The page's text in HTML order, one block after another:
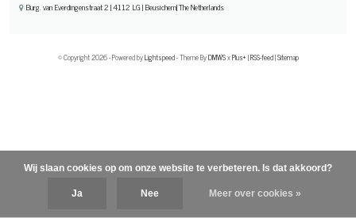
Burg. van Everdingenstraat 2 | 4112 LG | Beusichem| The Netherlands
© Copyright 2026 - Powered byLightspeed- Theme ByDMWSxPlus+|RSS-feed|Sitemap
Wij slaan cookies op om onze website te verbeteren. Is dat akkoord?
Ja Nee Meer over cookies »